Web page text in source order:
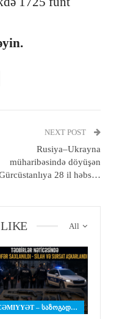
NEXT POST
Rusiya–Ukrayna
müharibəsində döyüşən
28 il həbs…
All
CƏMIYYƏT – ᲡᲐᲖᲝᲒᲐᲓᲝᲔᲑᲐ